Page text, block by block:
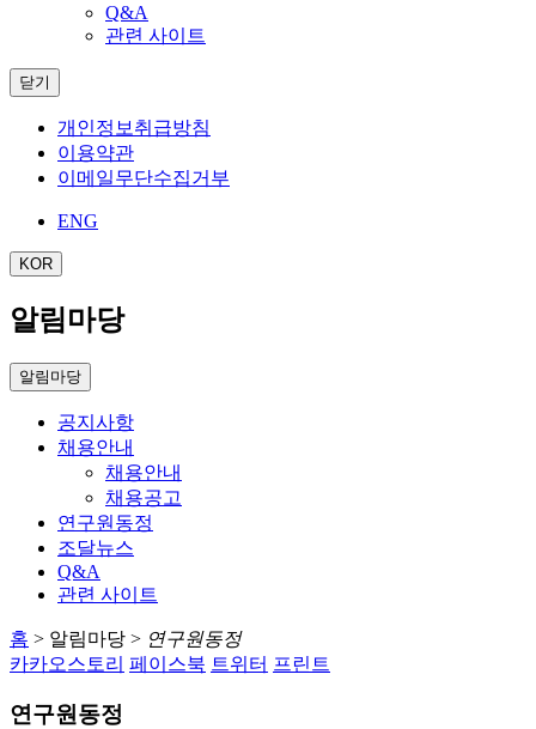
Q&A
관련 사이트
닫기
개인정보취급방침
이용약관
이메일무단수집거부
ENG
KOR
알림마당
알림마당
공지사항
채용안내
채용안내
채용공고
연구원동정
조달뉴스
Q&A
관련 사이트
홈 > 알림마당 > 연구원동정
카카오스토리 페이스북 트위터 프린트
연구원동정